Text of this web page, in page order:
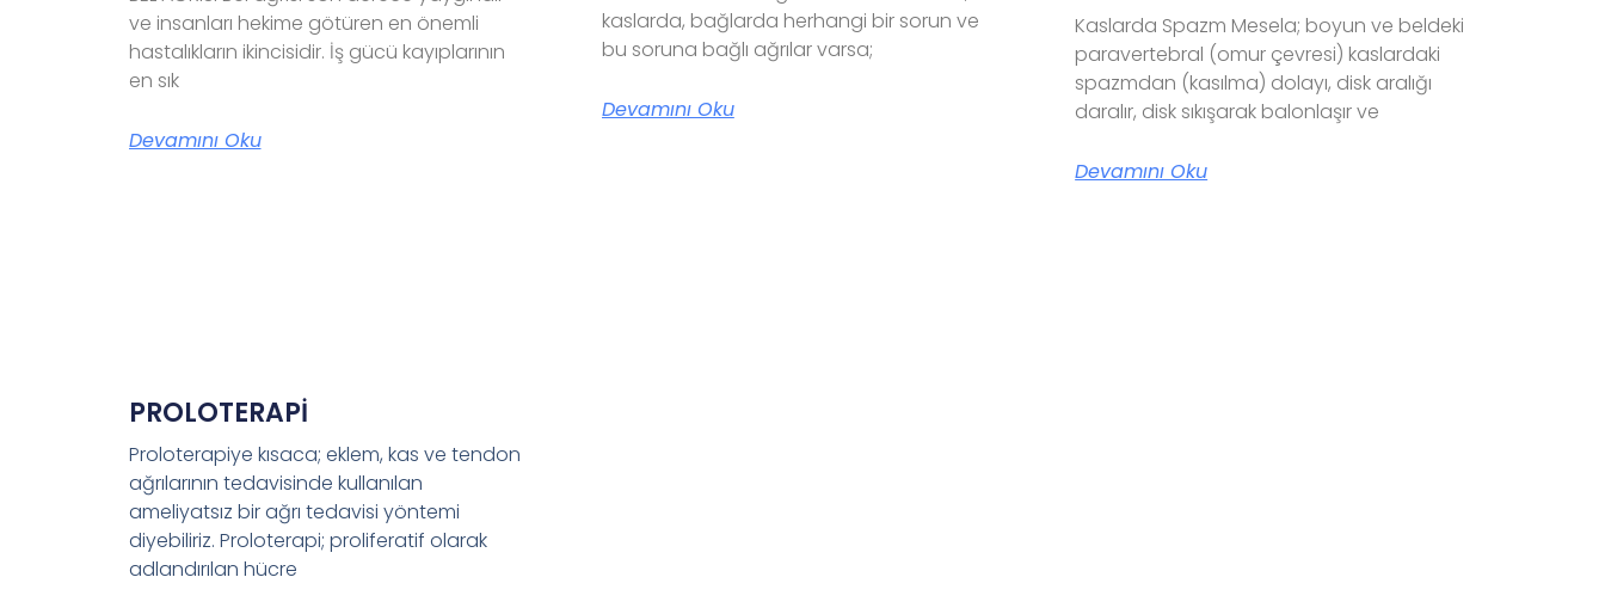
ve insanları hekime götüren en önemli
hastalıkların ikincisidir. İş gücü kayıplarının
en sık
Devamını Oku
kaslarda, bağlarda herhangi bir sorun ve
bu soruna bağlı ağrılar varsa;
Devamını Oku
Kaslarda Spazm Mesela; boyun ve beldeki
paravertebral (omur çevresi) kaslardaki
spazmdan (kasılma) dolayı, disk aralığı
daralır, disk sıkışarak balonlaşır ve
Devamını Oku
PROLOTERAPİ
Proloterapiye kısaca; eklem, kas ve tendon
ağrılarının tedavisinde kullanılan
ameliyatsız bir ağrı tedavisi yöntemi
diyebiliriz. Proloterapi; proliferatif olarak
adlandırılan hücre